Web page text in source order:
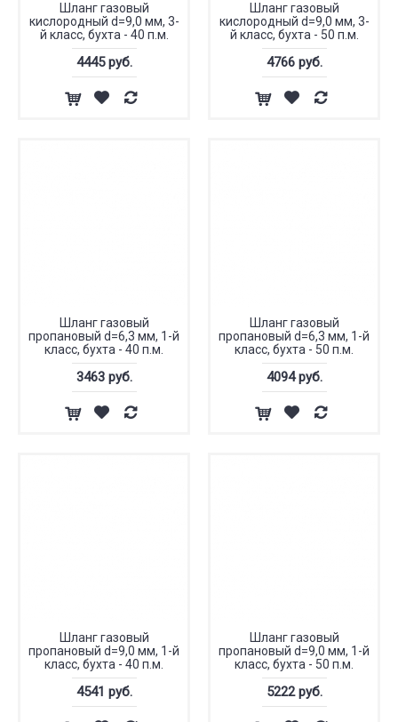
Шланг газовый
кислородный d=9,0 мм, 3-
й класс, бухта - 40 п.м.
4445 руб.
Шланг газовый
кислородный d=9,0 мм, 3-
й класс, бухта - 50 п.м.
4766 руб.
Шланг газовый
пропановый d=6,3 мм, 1-й
класс, бухта - 40 п.м.
3463 руб.
Шланг газовый
пропановый d=6,3 мм, 1-й
класс, бухта - 50 п.м.
4094 руб.
Шланг газовый
пропановый d=9,0 мм, 1-й
класс, бухта - 40 п.м.
4541 руб.
Шланг газовый
пропановый d=9,0 мм, 1-й
класс, бухта - 50 п.м.
5222 руб.